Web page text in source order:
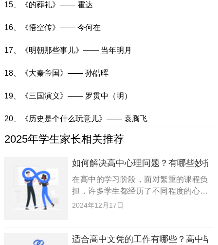
15、《的葬礼》—— 霍达
16、《悟空传》—— 今何在
17、《明朝那些事儿》—— 当年明月
18、《大秦帝国》—— 孙皓晖
19、《三国演义》—— 罗贯中（明）
20、《历史是个什么玩意儿》—— 袁腾飞
2025年学生家长相关推荐
如何解决高中心理问题？有哪些妙招
在高中的学习阶段，面对繁重的课程负
担，许多学生都经历了不同程度的心理
困扰。如果不及时进行有效的心理指
中心理压力，希望对你有所帮助。策
2024年12月17日
适合高中文凭的工作有哪些？高中毕